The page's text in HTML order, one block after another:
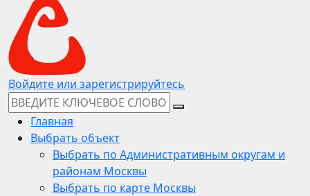
Войдите или зарегистрируйтесь
Главная
Выбрать объект
Выбрать по Административным округам и
районам Москвы
Выбрать по карте Москвы